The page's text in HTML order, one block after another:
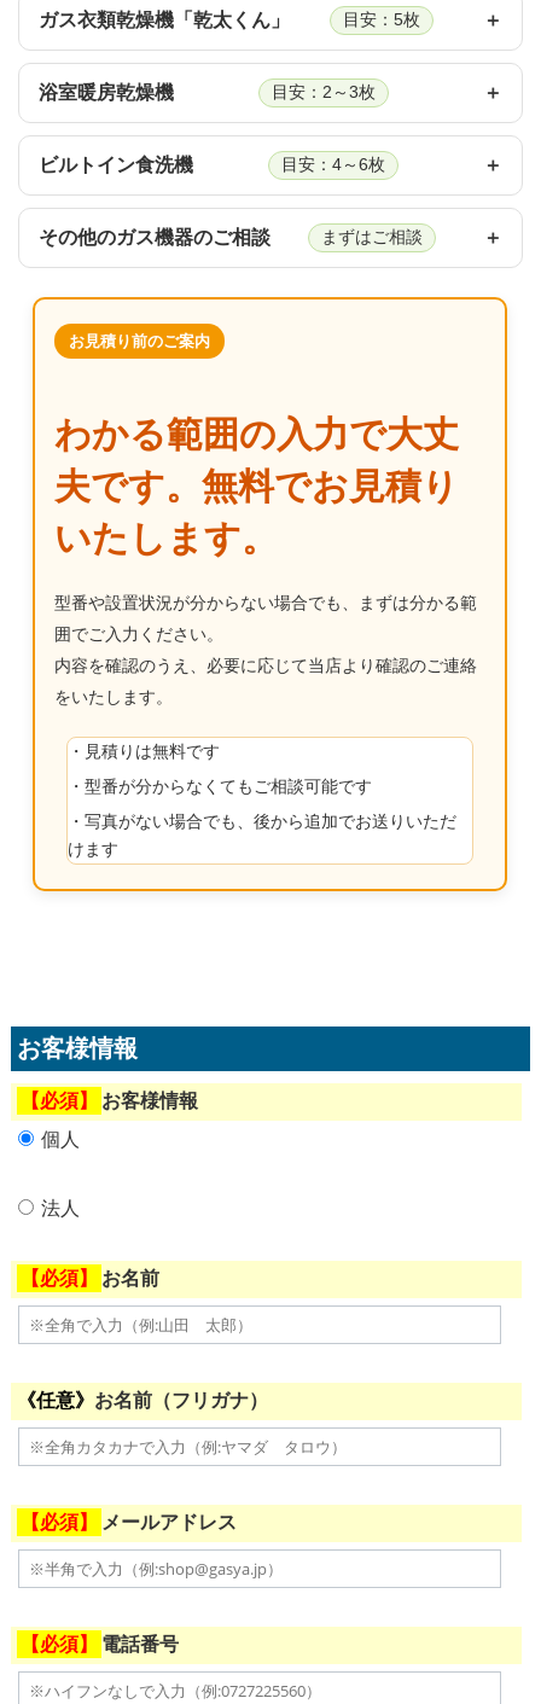
ガス衣類乾燥機「乾太くん」 目安：5枚
浴室暖房乾燥機 目安：2～3枚
ビルトイン食洗機 目安：4～6枚
その他のガス機器のご相談 まずはご相談
お見積り前のご案内
わかる範囲の入力で大丈
夫です。無料でお見積り
いたします。
型番や設置状況が分からない場合でも、まずは分かる範
囲でご入力ください。
内容を確認のうえ、必要に応じて当店より確認のご連絡
をいたします。
・見積りは無料です
・型番が分からなくてもご相談可能です
・写真がない場合でも、後から追加でお送りいただ
けます
お客様情報
お客様情報
個人
法人
お名前
お名前（フリガナ）
メールアドレス
電話番号